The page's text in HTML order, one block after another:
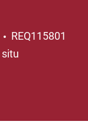
REQ115801
situ